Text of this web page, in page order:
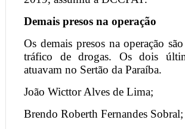
Demais presos na operação
Os demais presos na operação
tráfico de drogas. Os dois
atuavam no Sertão da Paraíba.
João Wicttor Alves de Lima;
Brendo Roberth Fernandes Sobral;